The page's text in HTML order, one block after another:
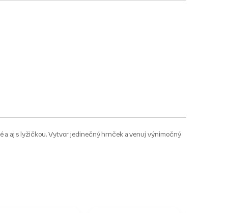
a aj s lyžičkou. Vytvor jedinečný hrnček a venuj výnimočný